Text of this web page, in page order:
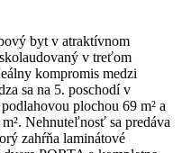
byt v atraktívnom
v treťom
kompromis medzi
sa na 5. poschodí v
plochou 69 m² a
Nehnuteľnosť sa predáva
zahŕňa laminátové